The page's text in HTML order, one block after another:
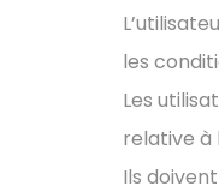
les
Les
relative à
Ils